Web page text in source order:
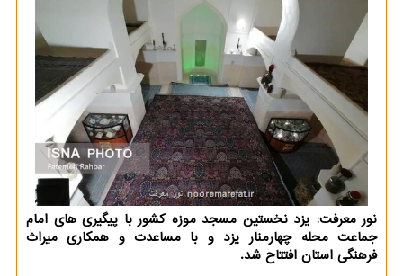
نور معرفت: یزد نخستین مسجد موزه کشور با پیگیری های امام
جماعت محله چهارمنار یزد و با مساعدت و همکاری میراث
فرهنگی استان افتتاح شد.